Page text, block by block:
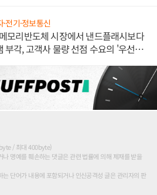
·전기·정보통신
모리반도체 시장에서 낸드플래시보다
부각, 고객사 물량 선점 수요의 '우선순
/ 최대 400byte)
명예를 훼손하는 댓글은 관련 법률에 의해 제재를 받을
단어가 내용에 포함되거나 인신공격성 글은 관리자의 판